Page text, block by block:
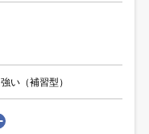
い（補習型）